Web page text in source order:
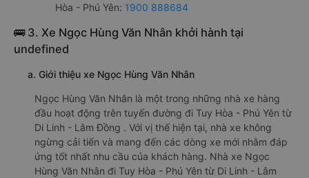
Hòa - Phú Yên: 1900 888684
🚌 3. Xe Ngọc Hùng Văn Nhân khởi hành tại
undefined
a. Giới thiệu xe Ngọc Hùng Văn Nhân
Ngọc Hùng Văn Nhân là một trong những nhà xe hàng
đầu hoạt động trên tuyến đường đi Tuy Hòa - Phú Yên từ
Di Linh - Lâm Đồng . Với vị thế hiện tại, nhà xe không
ngừng cải tiến và mang đến các dòng xe mới nhằm đáp
ứng tốt nhất nhu cầu của khách hàng. Nhà xe Ngọc
Hùng Văn Nhân đi Tuy Hòa - Phú Yên từ Di Linh - Lâm